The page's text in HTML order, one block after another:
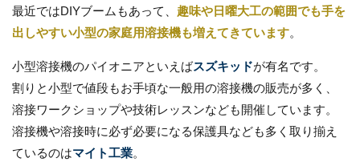
最近ではDIYブームもあって、 趣味や日曜大工の範囲でも手を
出しやすい小型の家庭用溶接機も増えてきています。
小型溶接機のパイオニアといえばスズキッドが有名です。
割りと小型で値段もお手頃な一般用の溶接機の販売が多く、
溶接ワークショップや技術レッスンなども開催しています。
溶接機や溶接時に必ず必要になる保護具なども多く取り揃え
ているのはマイト工業。